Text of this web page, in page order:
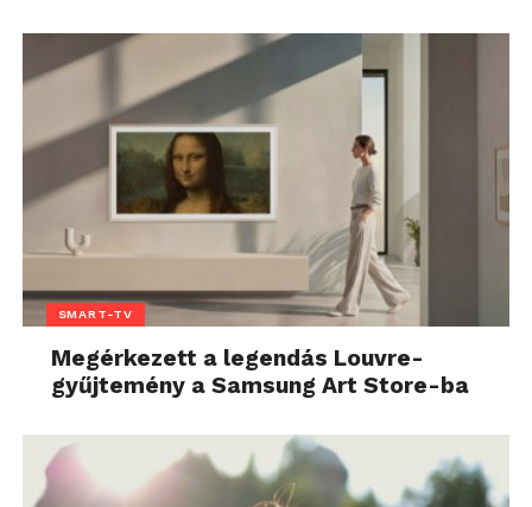
SMART-TV
Megérkezett a legendás Louvre-
gyűjtemény a Samsung Art Store-ba